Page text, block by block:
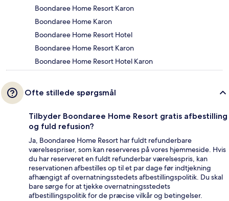
Boondaree Home Resort Karon
Boondaree Home Karon
Boondaree Home Resort Hotel
Boondaree Home Resort Karon
Boondaree Home Resort Hotel Karon
Ofte stillede spørgsmål
Tilbyder Boondaree Home Resort gratis afbestilling
og fuld refusion?
Ja, Boondaree Home Resort har fuldt refunderbare
værelsespriser, som kan reserveres på vores hjemmeside. Hvis
du har reserveret en fuldt refunderbar værelsespris, kan
reservationen afbestilles op til et par dage før indtjekning
afhængigt af overnatningsstedets afbestillingspolitik. Du skal
bare sørge for at tjekke overnatningsstedets
afbestillingspolitik for de præcise vilkår og betingelser.